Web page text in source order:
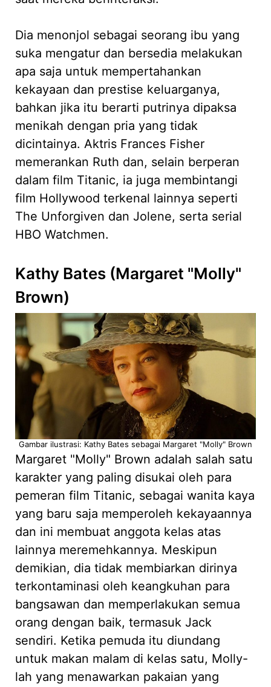
Dia menonjol sebagai seorang ibu yang
suka mengatur dan bersedia melakukan
apa saja untuk mempertahankan
kekayaan dan prestise keluarganya,
bahkan jika itu berarti putrinya dipaksa
menikah dengan pria yang tidak
dicintainya. Aktris Frances Fisher
memerankan Ruth dan, selain berperan
dalam film Titanic, ia juga membintangi
film Hollywood terkenal lainnya seperti
The Unforgiven dan Jolene, serta serial
HBO Watchmen.
Kathy Bates (Margaret "Molly"
Brown)
Gambar ilustrasi: Kathy Bates sebagai Margaret "Molly" Brown
Margaret "Molly" Brown adalah salah satu
karakter yang paling disukai oleh para
pemeran film Titanic, sebagai wanita kaya
yang baru saja memperoleh kekayaannya
dan ini membuat anggota kelas atas
lainnya meremehkannya. Meskipun
demikian, dia tidak membiarkan dirinya
terkontaminasi oleh keangkuhan para
bangsawan dan memperlakukan semua
orang dengan baik, termasuk Jack
sendiri. Ketika pemuda itu diundang
untuk makan malam di kelas satu, Molly-
lah yang menawarkan pakaian yang